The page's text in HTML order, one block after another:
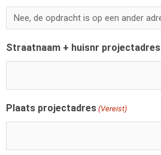
Straatnaam + huisnr projectadres
Plaats projectadres (Vereist)